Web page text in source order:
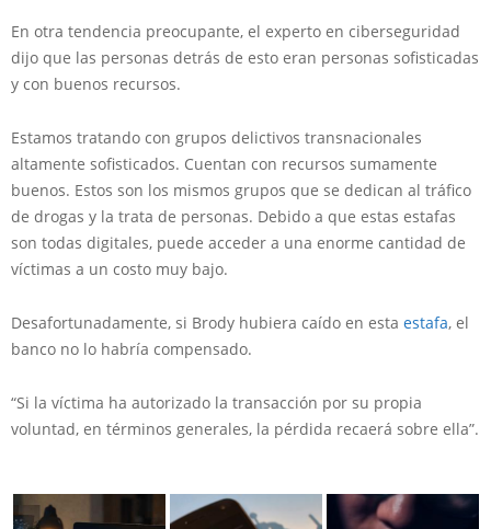
En otra tendencia preocupante, el experto en ciberseguridad
dijo que las personas detrás de esto eran personas sofisticadas
y con buenos recursos.
Estamos tratando con grupos delictivos transnacionales
altamente sofisticados. Cuentan con recursos sumamente
buenos. Estos son los mismos grupos que se dedican al tráfico
de drogas y la trata de personas. Debido a que estas estafas
son ​​todas digitales, puede acceder a una enorme cantidad de
víctimas a un costo muy bajo.
Desafortunadamente, si Brody hubiera caído en esta estafa, el
banco no lo habría compensado.
“Si la víctima ha autorizado la transacción por su propia
voluntad, en términos generales, la pérdida recaerá sobre ella”.